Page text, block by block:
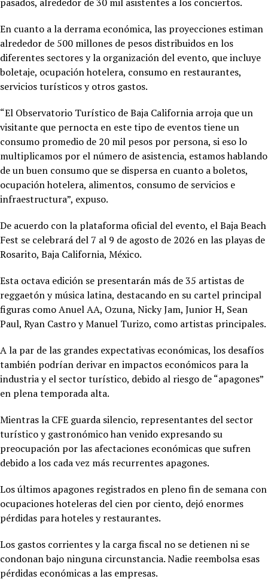
En cuanto a la derrama económica, las proyecciones estiman
alrededor de 500 millones de pesos distribuidos en los
diferentes sectores y la organización del evento, que incluye
boletaje, ocupación hotelera, consumo en restaurantes,
servicios turísticos y otros gastos.
“El Observatorio Turístico de Baja California arroja que un
visitante que pernocta en este tipo de eventos tiene un
consumo promedio de 20 mil pesos por persona, si eso lo
multiplicamos por el número de asistencia, estamos hablando
de un buen consumo que se dispersa en cuanto a boletos,
ocupación hotelera, alimentos, consumo de servicios e
infraestructura”, expuso.
De acuerdo con la plataforma oficial del evento, el Baja Beach
Fest se celebrará del 7 al 9 de agosto de 2026 en las playas de
Rosarito, Baja California, México.
Esta octava edición se presentarán más de 35 artistas de
reggaetón y música latina, destacando en su cartel principal
figuras como Anuel AA, Ozuna, Nicky Jam, Junior H, Sean
Paul, Ryan Castro y Manuel Turizo, como artistas principales.
A la par de las grandes expectativas económicas, los desafíos
también podrían derivar en impactos económicos para la
industria y el sector turístico, debido al riesgo de “apagones”
en plena temporada alta.
Mientras la CFE guarda silencio, representantes del sector
turístico y gastronómico han venido expresando su
preocupación por las afectaciones económicas que sufren
debido a los cada vez más recurrentes apagones.
Los últimos apagones registrados en pleno fin de semana con
ocupaciones hoteleras del cien por ciento, dejó enormes
pérdidas para hoteles y restaurantes.
Los gastos corrientes y la carga fiscal no se detienen ni se
condonan bajo ninguna circunstancia. Nadie reembolsa esas
pérdidas económicas a las empresas.